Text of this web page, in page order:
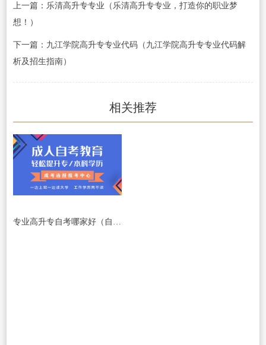
上一篇：乐清高升专专业（乐清高升专专业，打造你的职业梦
想！）
下一篇：九江学院高升专专业代码（九江学院高升专专业代码解
析及招生指南）
相关推荐